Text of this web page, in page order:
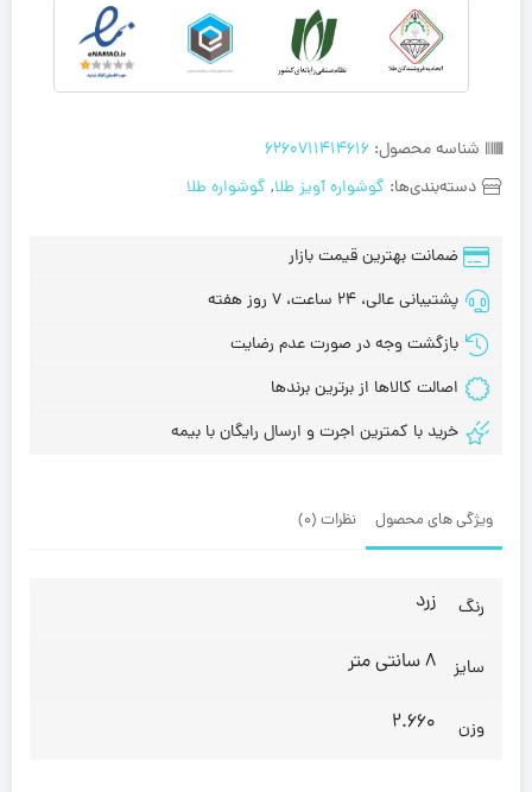
شناسه محصول: 6260711414616
دسته‌بندی‌ها: گوشواره آویز طلا, گوشواره طلا
ضمانت بهترین قیمت بازار
پشتیبانی عالی، 24 ساعت، 7 روز هفته
بازگشت وجه در صورت عدم رضایت
اصالت کالاها از برترین برندها
خرید با کمترین اجرت و ارسال رایگان با بیمه
ویژگی های محصول نظرات (0)
رنگ زرد
سایز 8 سانتی متر
وزن 2.660